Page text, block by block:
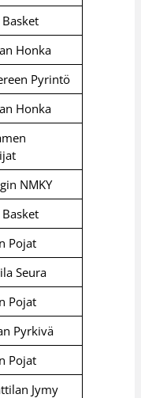
Honka
Pyrintö
Honka
NMKY
Pojat
Seura
Pojat
Pyrkivä
Pojat
Jymy